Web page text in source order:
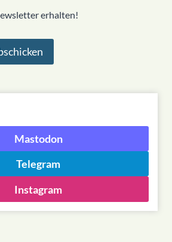
erhalten!
Mastodon
Telegram
Instagram